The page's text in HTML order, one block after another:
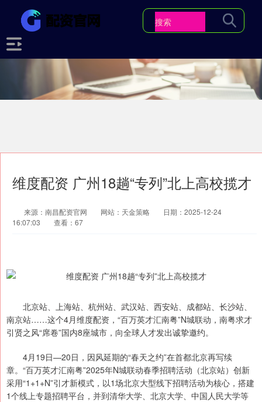
维度配资 广州18趟“专列”北上高校揽才
来源：南昌配资官网 网站：天金策略
日期：2025-12-24
16:07:03
查看：67
北京站、上海站、杭州站、武汉站、西安站、成都站、长沙站、
南京站……这个4月维度配资，“百万英才汇南粤”N城联动，南粤求才
引贤之风“席卷”国内8座城市，向全球人才发出诚挚邀约。
4月19日—20日，因风延期的“春天之约”在首都北京再写续
章。“百万英才汇南粤”2025年N城联动春季招聘活动（北京站）创新
采用“1+1+N”引才新模式，以1场北京大型线下招聘活动为核心，搭建
1个线上专题招聘平台，并到清华大学、北京大学、中国人民大学等